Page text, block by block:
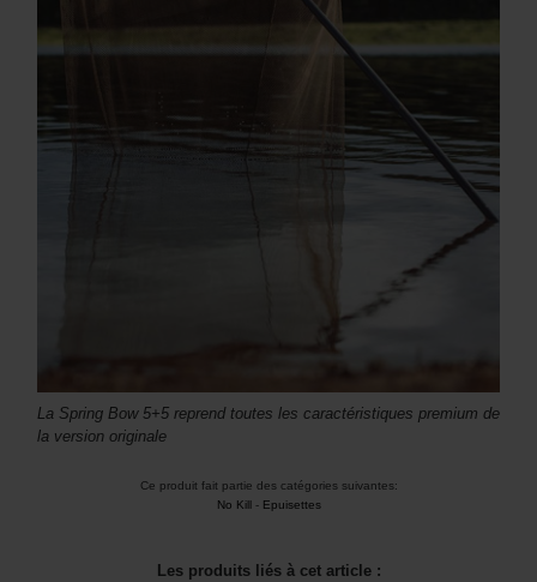
La Spring Bow 5+5 reprend toutes les caractéristiques premium de
la version originale
Ce produit fait partie des catégories suivantes:
No Kill- Epuisettes
Les produits liés à cet article :